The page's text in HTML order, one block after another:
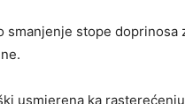
smanjenje stope
usmjerena ka